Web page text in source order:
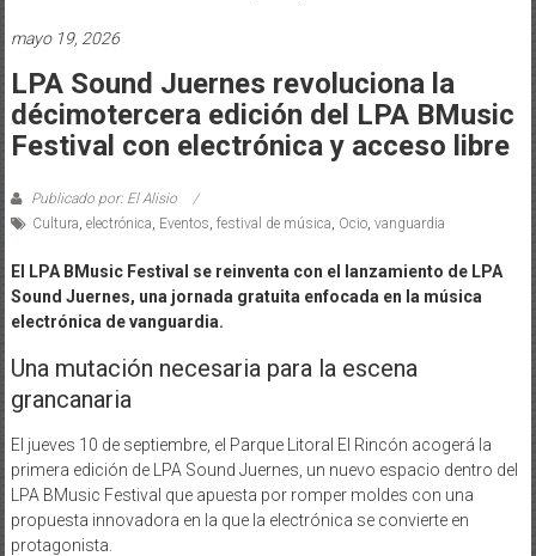
mayo 19, 2026
LPA Sound Juernes revoluciona la
décimotercera edición del LPA BMusic
Festival con electrónica y acceso libre
Publicado por: El Alisio
Cultura electrónica Eventos festival de música Ocio, vanguardia
El LPA BMusic Festival se reinventa con el lanzamiento de LPA
Sound Juernes, una jornada gratuita enfocada en la música
electrónica de vanguardia.
Una mutación necesaria para la escena
grancanaria
El jueves 10 de septiembre, el Parque Litoral El Rincón acogerá la
primera edición de LPA Sound Juernes, un nuevo espacio dentro del
LPA BMusic Festival que apuesta por romper moldes con una
propuesta innovadora en la que la electrónica se convierte en
protagonista.